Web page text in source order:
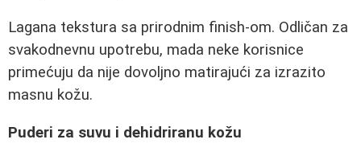
Lagana tekstura sa prirodnim finish-om. Odličan za
svakodnevnu upotrebu, mada neke korisnice
primećuju da nije dovoljno matirajući za izrazito
masnu kožu.
Puderi za suvu i dehidriranu kožu